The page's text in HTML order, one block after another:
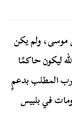
موسى، ولم يكن
ليكون حاكمًا
المطلب بدعمٍ
في بلبيس